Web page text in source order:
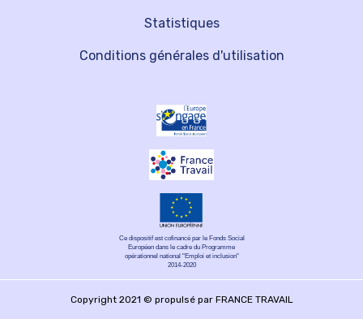
Statistiques
Conditions générales d'utilisation
Ce dispositif est cofinancé par le Fonds Social
Européen dans le cadre du Programme
opérationnel national "Emploi et inclusion"
2014-2020
Copyright 2021 © propulsé par FRANCE TRAVAIL